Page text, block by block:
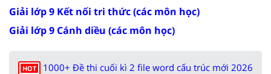
Giải lớp 9 Kết nối tri thức (các môn học)
Giải lớp 9 Cánh diều (các môn học)
HOT
1000+ Đề thi cuối kì 2 file word cấu trúc mới 2026